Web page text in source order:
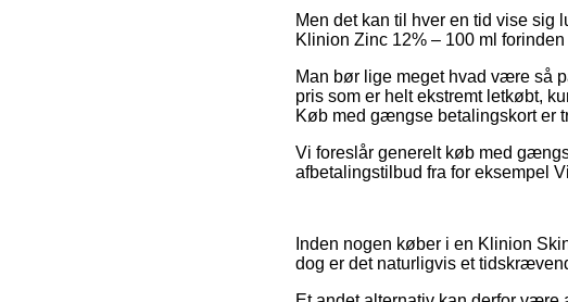
Men det kan til hver en tid vise sig
Klinion Zinc 12% – 100 ml
Man bør lige meget hvad være så
pris som er helt ekstremt letkøbt,
Køb med gængse betalingskort er
Vi foreslår generelt køb med
afbetalingstilbud fra for eksempel
Inden nogen køber i en Klinion
dog er det naturligvis et